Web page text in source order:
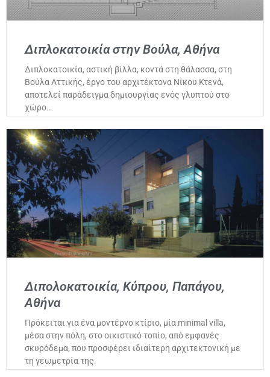
Διπλοκατοικία στην Βούλα, Αθήνα
Διπλοκατοικία, αστική βίλλα, κοντά στη θάλασσα, στη
Βούλα Αττικής, έργο του αρχιτέκτονα Νίκου Κτενά,
αποτελεί παράδειγμα δημιουργίας ενός γλυπτού στο
χώρο…
Διπολοκατοικία, Κύπρου, Παπάγου,
Αθήνα
Πρόκειται για ένα μοντέρνο κτίριο, μία minimal villa,
μέσα στην πόλη, στο οικιστικό τοπίο, από εμφανές
σκυρόδεμα, που προσφέρει ιδιαίτερη αρχιτεκτονική με
τη γεωμετρία της.